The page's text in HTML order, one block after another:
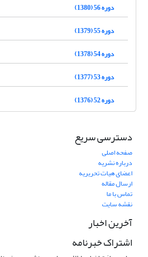
دوره 56 (1380)
دوره 55 (1379)
دوره 54 (1378)
دوره 53 (1377)
دوره 52 (1376)
دسترسی سریع
صفحه اصلی
درباره نشریه
اعضای هیات تحریریه
ارسال مقاله
تماس با ما
نقشه سایت
آخرین اخبار
اشتراک خبرنامه